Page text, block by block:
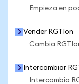
Empieza en
Vender RGTIon
Cambia
Intercambiar
Intercambia